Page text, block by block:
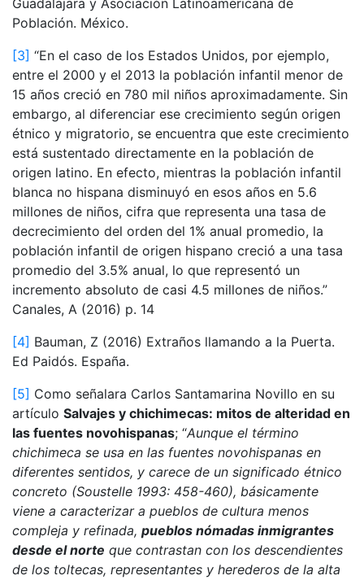
Guadalajara y Asociación Latinoamericana de
Población. México.
[3] “En el caso de los Estados Unidos, por ejemplo,
entre el 2000 y el 2013 la población infantil menor de
15 años creció en 780 mil niños aproximadamente. Sin
embargo, al diferenciar ese crecimiento según origen
étnico y migratorio, se encuentra que este crecimiento
está sustentado directamente en la población de
origen latino. En efecto, mientras la población infantil
blanca no hispana disminuyó en esos años en 5.6
millones de niños, cifra que representa una tasa de
decrecimiento del orden del 1% anual promedio, la
población infantil de origen hispano creció a una tasa
promedio del 3.5% anual, lo que representó un
incremento absoluto de casi 4.5 millones de niños.”
Canales, A (2016) p. 14
[4] Bauman, Z (2016) Extraños llamando a la Puerta.
Ed Paidós. España.
[5] Como señalara Carlos Santamarina Novillo en su
artículo Salvajes y chichimecas: mitos de alteridad en
las fuentes novohispanas; “Aunque el término
chichimeca se usa en las fuentes novohispanas en
diferentes sentidos, y carece de un significado étnico
concreto (Soustelle 1993: 458-460), básicamente
viene a caracterizar a pueblos de cultura menos
compleja y refinada, pueblos nómadas inmigrantes
desde el norte que contrastan con los descendientes
de los toltecas, representantes y herederos de la alta